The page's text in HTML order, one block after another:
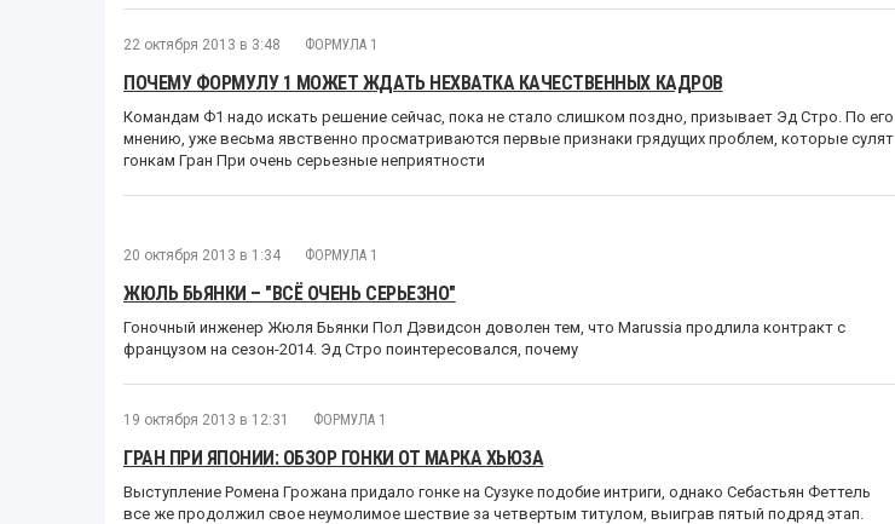
22 октября 2013 в 3:48 ФОРМУЛА 1
ПОЧЕМУ ФОРМУЛУ 1 МОЖЕТ ЖДАТЬ НЕХВАТКА КАЧЕСТВЕННЫХ КАДРОВ
Командам Ф1 надо искать решение сейчас, пока не стало слишком поздно, призывает Эд Стро. По его
мнению, уже весьма явственно просматриваются первые признаки грядущих проблем, которые сулят
гонкам Гран При очень серьезные неприятности
20 октября 2013 в 1:34 ФОРМУЛА 1
ЖЮЛЬ БЬЯНКИ – "ВСЁ ОЧЕНЬ СЕРЬЕЗНО"
Гоночный инженер Жюля Бьянки Пол Дэвидсон доволен тем, что Marussia продлила контракт с
французом на сезон-2014. Эд Стро поинтересовался, почему
19 октября 2013 в 12:31 ФОРМУЛА 1
ГРАН ПРИ ЯПОНИИ: ОБЗОР ГОНКИ ОТ МАРКА ХЬЮЗА
Выступление Ромена Грожана придало гонке на Сузуке подобие интриги, однако Себастьян Феттель
все же продолжил свое неумолимое шествие за четвертым титулом, выиграв пятый подряд этап.